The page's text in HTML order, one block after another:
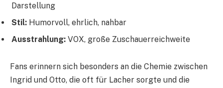
Darstellung
Stil: Humorvoll, ehrlich, nahbar
Ausstrahlung: VOX, große Zuschauerreichweite
Fans erinnern sich besonders an die Chemie zwischen
Ingrid und Otto, die oft für Lacher sorgte und die